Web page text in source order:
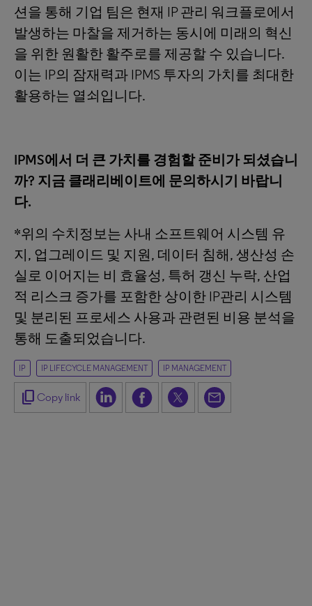
션을 통해 기업 팀은 현재 IP 관리 워크플로에서
발생하는 마찰을 제거하는 동시에 미래의 혁신
을 위한 원활한 활주로를 제공할 수 있습니다.
이는 IP의 잠재력과 IPMS 투자의 가치를 최대한
활용하는 열쇠입니다.
IPMS에서 더 큰 가치를 경험할 준비가 되셨습니
까? 지금 클래리베이트에 문의하시기 바랍니
다.
*위의 수치정보는 사내 소프트웨어 시스템 유
지, 업그레이드 및 지원, 데이터 침해, 생산성 손
실로 이어지는 비 효율성, 특허 갱신 누락, 산업
적 리스크 증가를 포함한 상이한 IP관리 시스템
및 분리된 프로세스 사용과 관련된 비용 분석을
통해 도출되었습니다.
IP IP LIFECYCLE MANAGEMENT IP MANAGEMENT
content_copy Copy link